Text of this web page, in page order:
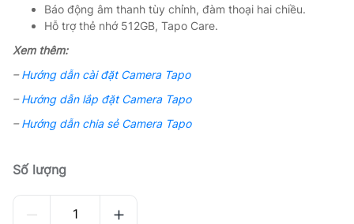
Báo động âm thanh tùy chỉnh, đàm thoại hai chiều.
Hỗ trợ thẻ nhớ 512GB, Tapo Care.
Xem thêm:
–Hướng dẫn cài đặt Camera Tapo
–Hướng dẫn lắp đặt Camera Tapo
–Hướng dẫn chia sẻ Camera Tapo
Số lượng